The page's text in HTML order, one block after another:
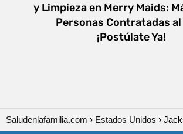
y Limpieza en Merry Maids:
Personas Contratadas al
¡Postúlate Ya!
Saludenlafamilia.com Estados Unidos